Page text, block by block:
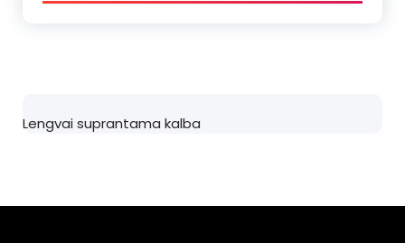
Lengvai suprantama kalba